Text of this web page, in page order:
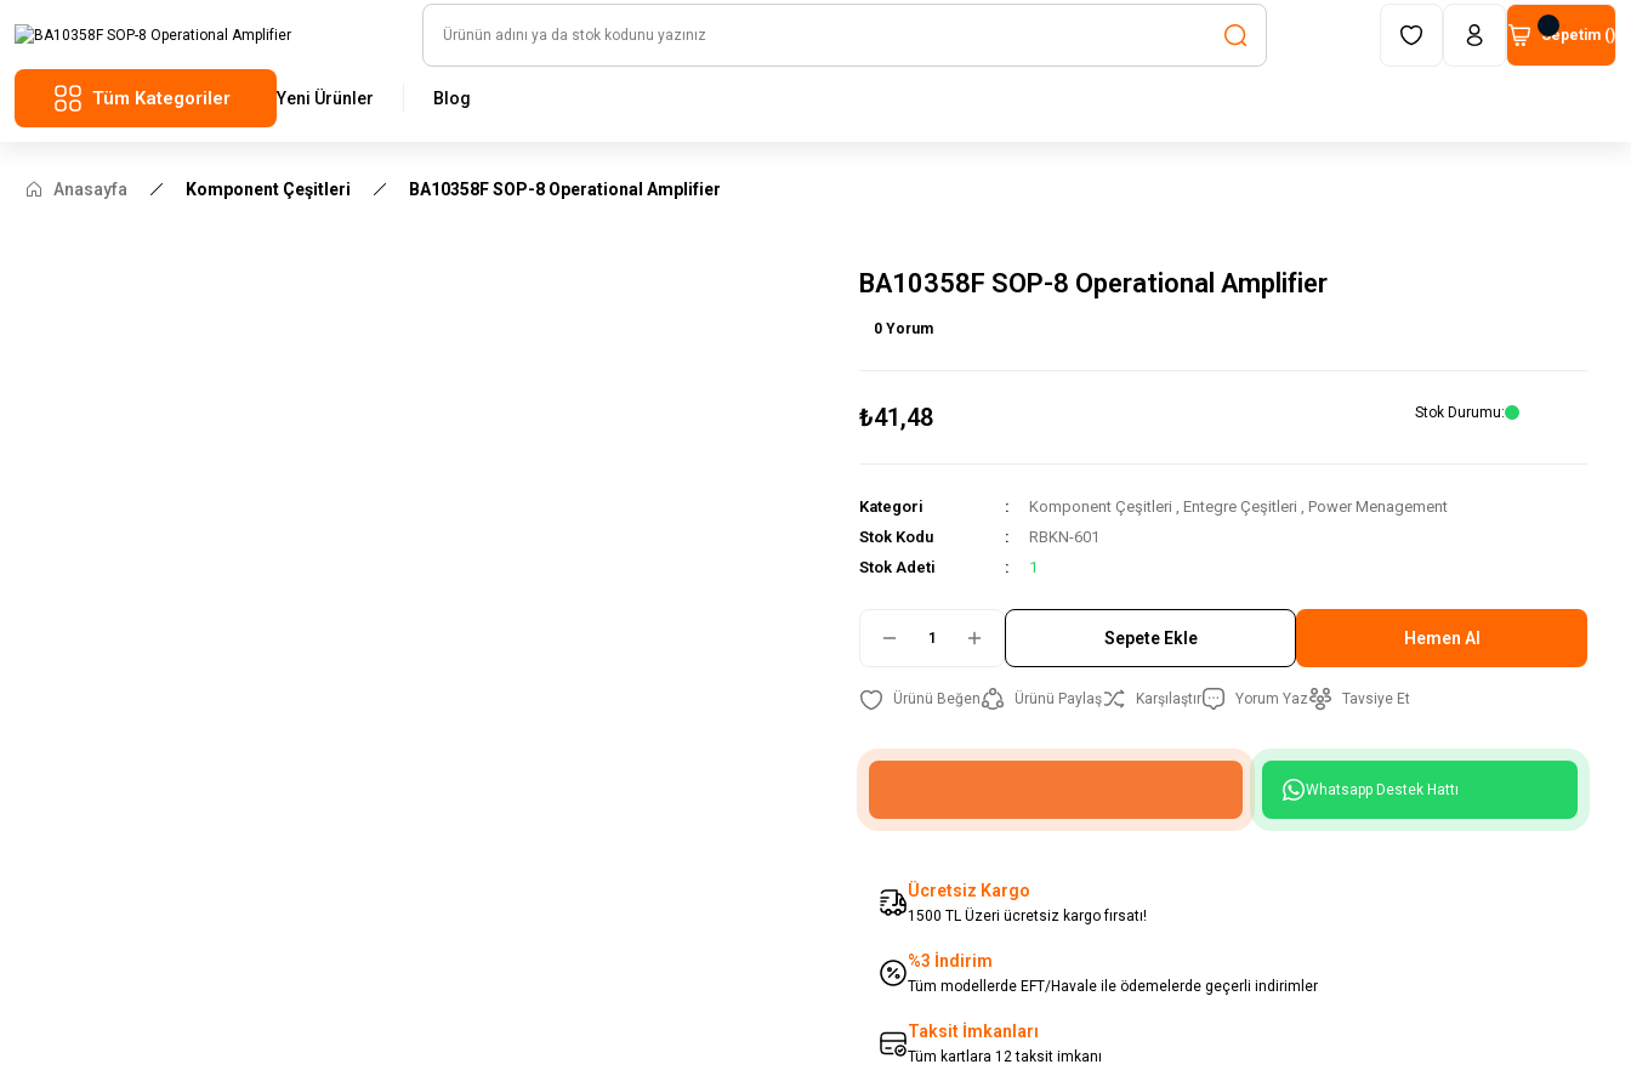
HAYAL ET - TASARLA - ÇALIŞTIR
Sepetim ()
Tüm Kategoriler Yeni Ürünler Blog
Anasayfa Komponent Çeşitleri BA10358F SOP-8 Operational Amplifier
BA10358F SOP-8 Operational Amplifier
0 Yorum
₺41,48 Stok Durumu
Kategori Komponent Çeşitleri , Entegre Çeşitleri , Power Menagement
Stok Kodu
RBKN-601
Stok Adeti
1
Sepete Ekle Hemen Al
Ürünü Paylaş Karşılaştır Yorum Yaz Tavsiye Et
Whatsapp Destek Hattı
Ücretsiz Kargo
1500 TL Üzeri ücretsiz kargo fırsatı!
%3 İndirim
Tüm modellerde EFT/Havale ile ödemelerde geçerli indirimler
Taksit İmkanları
Tüm kartlara 12 taksit imkanı